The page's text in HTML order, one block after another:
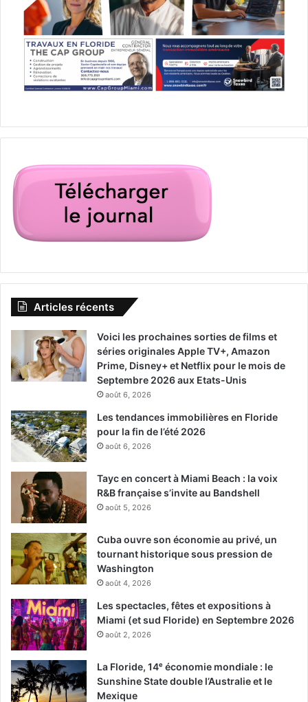
Articles récents
Voici les prochaines sorties de films et
séries originales Apple TV+, Amazon
Prime, Disney+ et Netflix pour le mois de
Septembre 2026 aux Etats-Unis
août 6, 2026
Les tendances immobilières en Floride
pour la fin de l’été 2026
août 6, 2026
Tayc en concert à Miami Beach : la voix
R&B française s’invite au Bandshell
août 5, 2026
Cuba ouvre son économie au privé, un
tournant historique sous pression de
Washington
août 4, 2026
Les spectacles, fêtes et expositions à
Miami (et sud Floride) en Septembre 2026
août 2, 2026
La Floride, 14ᵉ économie mondiale : le
Sunshine State double l’Australie et le
Mexique